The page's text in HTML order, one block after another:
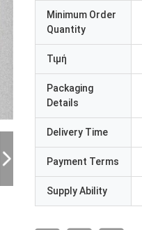
Minimum Order
Quantity
Τιμή
Packaging
Details
Delivery Time
Payment Terms
Supply Ability